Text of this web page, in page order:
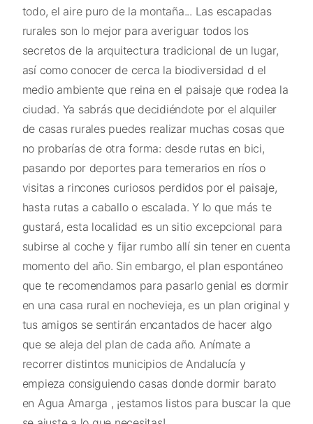
todo, el aire puro de la montaña... Las escapadas
rurales son lo mejor para averiguar todos los
secretos de la arquitectura tradicional de un lugar,
así como conocer de cerca la biodiversidad d el
medio ambiente que reina en el paisaje que rodea la
ciudad. Ya sabrás que decidiéndote por el alquiler
de casas rurales puedes realizar muchas cosas que
no probarías de otra forma: desde rutas en bici,
pasando por deportes para temerarios en ríos o
visitas a rincones curiosos perdidos por el paisaje,
hasta rutas a caballo o escalada. Y lo que más te
gustará, esta localidad es un sitio excepcional para
subirse al coche y fijar rumbo allí sin tener en cuenta
momento del año. Sin embargo, el plan espontáneo
que te recomendamos para pasarlo genial es dormir
en una casa rural en nochevieja, es un plan original y
tus amigos se sentirán encantados de hacer algo
que se aleja del plan de cada año. Anímate a
recorrer distintos municipios de Andalucía y
empieza consiguiendo casas donde dormir barato
en Agua Amarga , ¡estamos listos para buscar la que